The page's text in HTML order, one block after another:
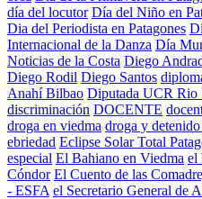
día del locutor Día del Niño en
Dia del Periodista en Patagones
Internacional de la Danza Día
Noticias de la Costa Diego
Diego Rodil Diego Santos
Anahí Bilbao Diputada UCR Rio
discriminación DOCENTE
droga en viedma droga y
ebriedad Eclipse Solar Total
especial El Bahiano en Viedma el
Cóndor El Cuento de las
- ESFA el Secretario General de